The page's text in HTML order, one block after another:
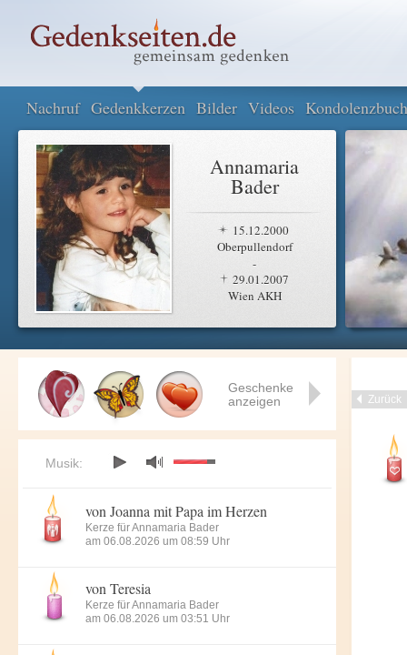
Nachruf Gedenkkerzen Bilder Videos Kondolenzbuch
Annamaria
Bader
15.12.2000
Oberpullendorf
-
29.01.2007
Wien AKH
Zurück
Geschenke
anzeigen
Musik:
von Joanna mit Papa im Herzen
Kerze für Annamaria Bader
am 06.08.2026 um 08:59 Uhr
von Teresia
Kerze für Annamaria Bader
am 06.08.2026 um 03:51 Uhr